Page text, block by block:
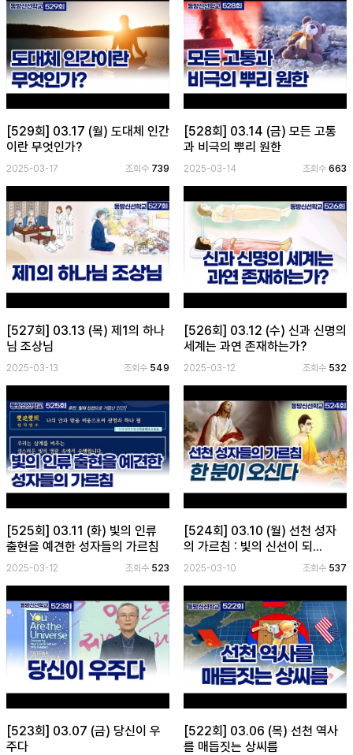
[529회] 03.17 (월) 도대체 인간
이란 무엇인가?
2025-03-17 조회수 739
[528회] 03.14 (금) 모든 고통
과 비극의 뿌리 원한
2025-03-14 조회수 663
[527회] 03.13 (목) 제1의 하나
님 조상님
2025-03-13 조회수 549
[526회] 03.12 (수) 신과 신명의
세계는 과연 존재하는가?
2025-03-12 조회수 532
[525회] 03.11 (화) 빛의 인류
출현을 예견한 성자들의 가르침
2025-03-12 조회수 523
[524회] 03.10 (월) 선천 성자
의 가르침 : 빛의 신선이 되...
2025-03-10 조회수 537
[523회] 03.07 (금) 당신이 우
주다
[522회] 03.06 (목) 선천 역사
를 매듭짓는 상씨름